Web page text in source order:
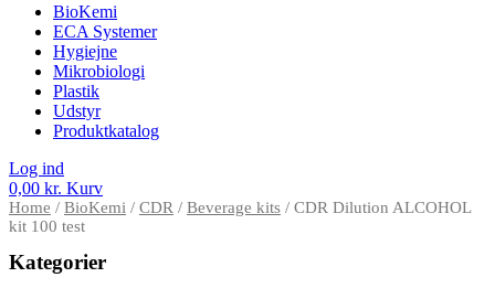
BioKemi
ECA Systemer
Hygiejne
Mikrobiologi
Plastik
Udstyr
Produktkatalog
Log ind
0,00 kr. Kurv
Home / BioKemi / CDR / Beverage kits / CDR Dilution ALCOHOL
kit 100 test
Kategorier